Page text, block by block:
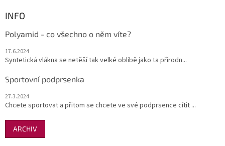
INFO
Polyamid - co všechno o něm víte?
17.6.2024
Syntetická vlákna se netěší tak velké oblibě jako ta přírodn...
Sportovní podprsenka
27.3.2024
Chcete sportovat a přitom se chcete ve své podprsence cítit ...
ARCHIV